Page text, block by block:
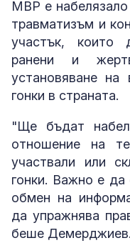
МВР е
травматизъм и
участък,
ранени и
установяване на
гонки в страната.
"Ще бъдат
отношение на
участвали или
гонки. Важно е да
обмен на
да упражнява
беше Демерджиев.